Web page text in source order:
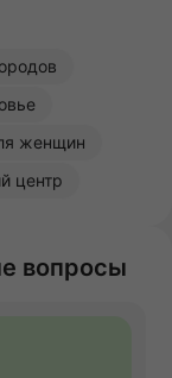
женщин
центр
вопросы